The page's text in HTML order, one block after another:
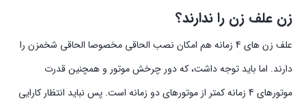
زن علف زن را ندارند؟
علف زن های 4 زمانه هم امکان نصب الحاقی مخصوصا الحاقی شخمزن را
دارند. اما باید توجه داشت، که دور چرخش موتور و همچنین قدرت
موتورهای 4 زمانه کمتر از موتورهای دو زمانه است. پس نباید انتظار کارایی